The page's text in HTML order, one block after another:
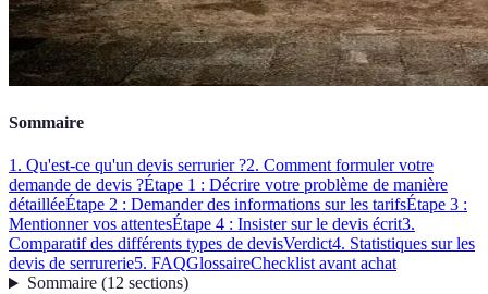
Sommaire
1. Qu'est-ce qu'un devis serrurier ?2. Comment formuler votre
demande de devis ?Étape 1 : Décrire votre problème de manière
détailléeÉtape 2 : Demander des informations sur les tarifsÉtape 3 :
Mentionner vos attentesÉtape 4 : Insister sur le devis écrit3.
Comparatif des différents types de devisVerdict4. Statistiques sur les
devis de serrurerie5. FAQGlossaireChecklist avant achat
Sommaire(12 sections)